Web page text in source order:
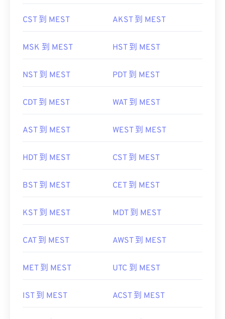
CST 到 MEST AKST 到 MEST
MSK 到 MEST HST 到 MEST
NST 到 MEST PDT 到 MEST
CDT 到 MEST WAT 到 MEST
AST 到 MEST WEST 到 MEST
HDT 到 MEST CST 到 MEST
BST 到 MEST CET 到 MEST
KST 到 MEST MDT 到 MEST
CAT 到 MEST AWST 到 MEST
MET 到 MEST UTC 到 MEST
IST 到 MEST ACST 到 MEST